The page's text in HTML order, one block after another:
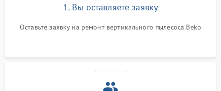
1. Вы оставляете заявку
Оставьте заявку на ремонт вертикального пылесоса Beko